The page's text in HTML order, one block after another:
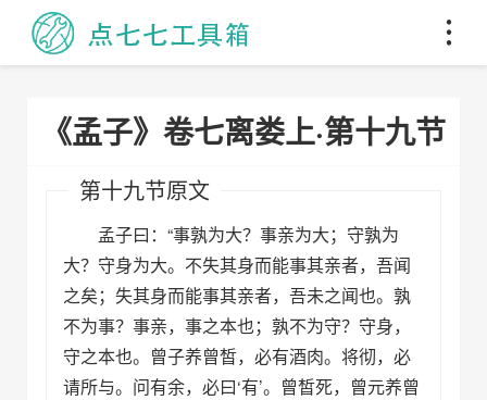
《孟子》卷七离娄上·第十九节
第十九节原文
孟子曰：“事孰为大？事亲为大；守孰为
大？守身为大。不失其身而能事其亲者，吾闻
之矣；失其身而能事其亲者，吾未之闻也。孰
不为事？事亲，事之本也；孰不为守？守身，
守之本也。曾子养曾皙，必有酒肉。将彻，必
请所与。问有余，必曰‘有’。曾皙死，曾元养曾